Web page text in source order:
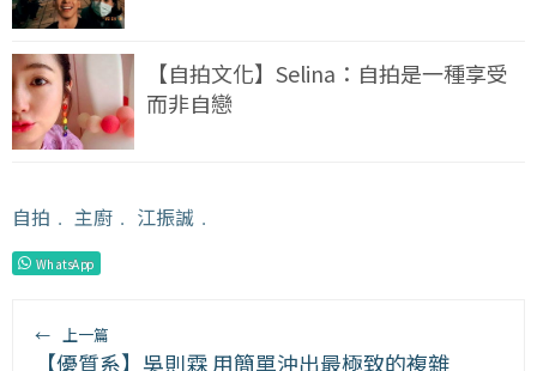
【自拍文化】Selina：自拍是一種享受
而非自戀
自拍 ﹒ 主廚 ﹒ 江振誠 ﹒
WhatsApp
← 上一篇
【優質系】吳則霖 用簡單沖出最極致的複雜